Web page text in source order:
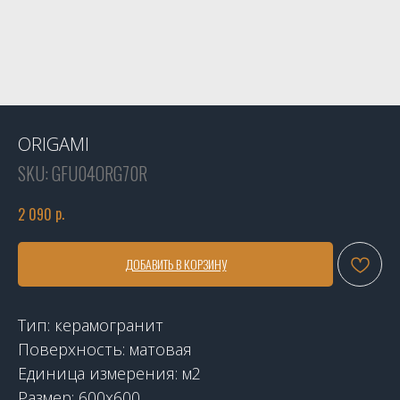
ORIGAMI
SKU:GFU04ORG70R
2 090 р.
ДОБАВИТЬ В КОРЗИНУ
Тип: керамогранит
Поверхность: матовая
Единица измерения: м2